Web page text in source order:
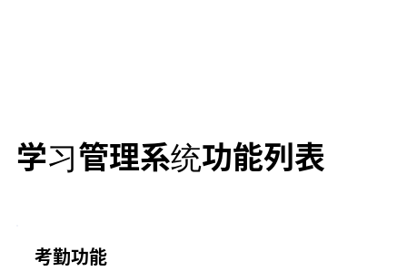
学习管理系统功能列表
考勤功能